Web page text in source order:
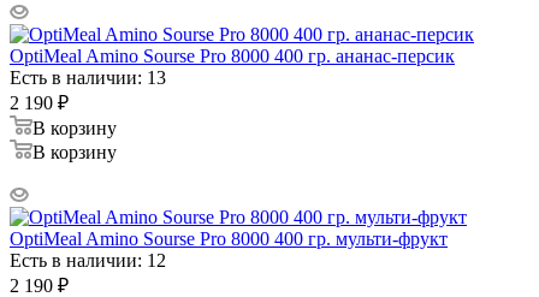
OptiMeal Amino Sourse Pro 8000 400 гр. ананас-персик
Есть в наличии: 13
2 190 ₽
В корзину
В корзину
OptiMeal Amino Sourse Pro 8000 400 гр. мульти-фрукт
Есть в наличии: 12
2 190 ₽